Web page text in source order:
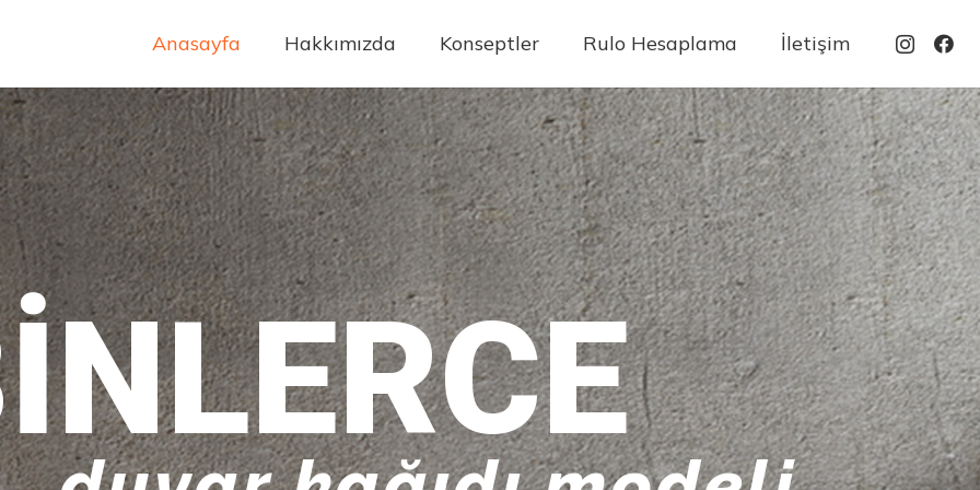
Anasayfa Hakkımızda Konseptler Rulo Hesaplama İletişim